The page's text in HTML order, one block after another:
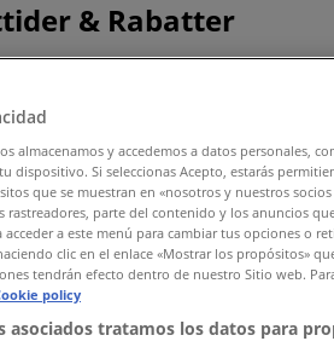
& Rabatter
almacenamos y accedemos a datos personales,
dispositivo. Si seleccionas Acepto, estarás
que se muestran en «nosotros y nuestros
rastreadores, parte del contenido y los anuncios
a este menú para cambiar tus opciones o
clic en el enlace «Mostrar los propósitos»
tendrán efecto dentro de nuestro Sitio web.
policy
tratamos los datos para